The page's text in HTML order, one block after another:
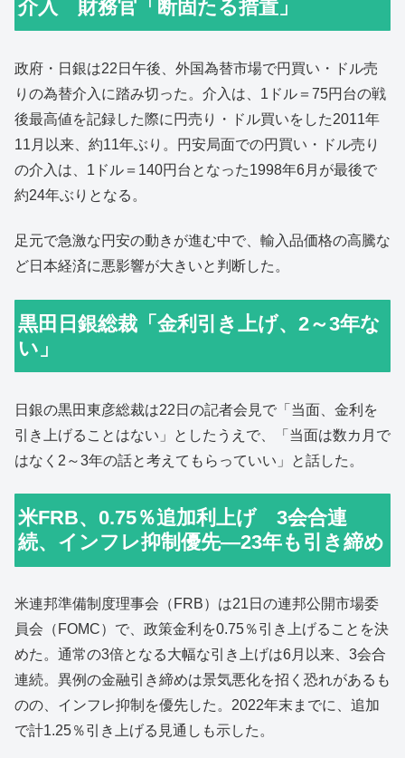
介入 財務官「断固たる措置」
政府・日銀は22日午後、外国為替市場で円買い・ドル売
りの為替介入に踏み切った。介入は、1ドル＝75円台の戦
後最高値を記録した際に円売り・ドル買いをした2011年
11月以来、約11年ぶり。円安局面での円買い・ドル売り
の介入は、1ドル＝140円台となった1998年6月が最後で
約24年ぶりとなる。
足元で急激な円安の動きが進む中で、輸入品価格の高騰な
ど日本経済に悪影響が大きいと判断した。
黒田日銀総裁「金利引き上げ、2～3年な
い」
日銀の黒田東彦総裁は22日の記者会見で「当面、金利を
引き上げることはない」としたうえで、「当面は数カ月で
はなく2～3年の話と考えてもらっていい」と話した。
米FRB、0.75％追加利上げ 3会合連
続、インフレ抑制優先―23年も引き締め
米連邦準備制度理事会（FRB）は21日の連邦公開市場委
員会（FOMC）で、政策金利を0.75％引き上げることを決
めた。通常の3倍となる大幅な引き上げは6月以来、3会合
連続。異例の金融引き締めは景気悪化を招く恐れがあるも
のの、インフレ抑制を優先した。2022年末までに、追加
で計1.25％引き上げる見通しも示した。